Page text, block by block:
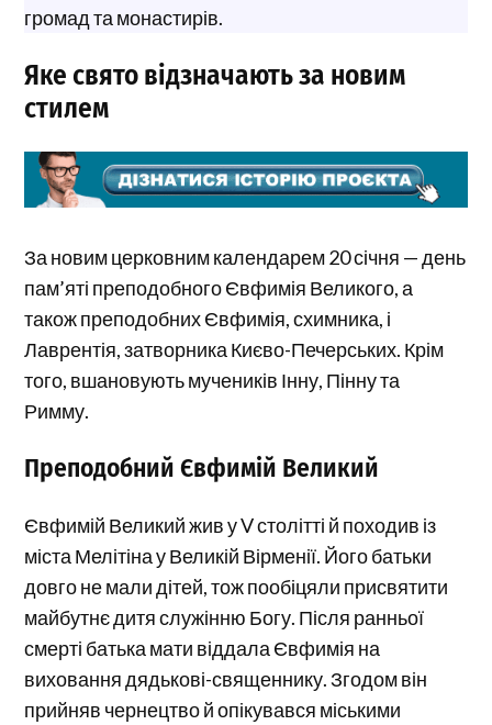
громад та монастирів.
Яке свято відзначають за новим
стилем
За новим церковним календарем 20 січня — день
пам’яті преподобного Євфимія Великого, а
також преподобних Євфимія, схимника, і
Лаврентія, затворника Києво-Печерських. Крім
того, вшановують мучеників Інну, Пінну та
Римму.
Преподобний Євфимій Великий
Євфимій Великий жив у V столітті й походив із
міста Мелітіна у Великій Вірменії. Його батьки
довго не мали дітей, тож пообіцяли присвятити
майбутнє дитя служінню Богу. Після ранньої
смерті батька мати віддала Євфимія на
виховання дядькові-священнику. Згодом він
прийняв чернецтво й опікувався міськими